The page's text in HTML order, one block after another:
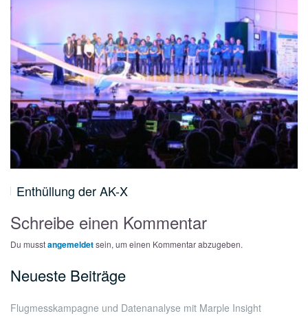
Enthüllung der AK-X
Schreibe einen Kommentar
Du musstangemeldetsein, um einen Kommentar abzugeben.
Neueste Beiträge
Flugmesskampagne und Datenanalyse mit Marple Insight